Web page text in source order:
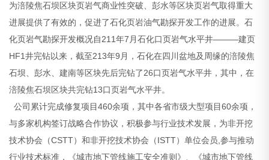
为涪陵焦石坝区块页岩气商业性突破、彭水等区块页岩气取得重大
进展提供了有效的，促进了石化页岩油气勘探开发工作的进展。石
化页岩气勘探开发概况自211年7月石化口页岩气水平井———建页
HF1井完钻以来，截至213年9月，石化在四川盆地及周缘的涪陵焦
石坝、彭水、建南等区块先后完钻了26口页岩气水平井，其中，在
涪陵焦石坝区块共完钻13口页岩气水平井。
公司累计完成修复项目460余项，其中各省市级大型项目60余项，
与多家机构签订战略合作协议，积极参与行业技术发展，为非开挖
技术协会（CSTT）和非开挖技术协会（ISTT）单位会员,参与推动
行业技术标准，《城市地下管线施工安全准则》、《城市地下管线